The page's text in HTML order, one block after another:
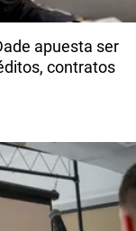
apuesta ser
contratos